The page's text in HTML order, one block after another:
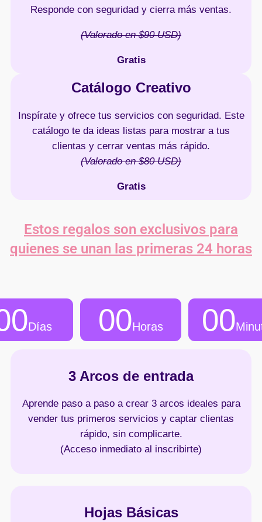
Responde con seguridad y cierra más ventas.
(Valorado en $90 USD)
Gratis
Catálogo Creativo
Inspírate y ofrece tus servicios con seguridad. Este
catálogo te da ideas listas para mostrar a tus
clientas y cerrar ventas más rápido.
(Valorado en $80 USD)
Gratis
Estos regalos son exclusivos para
quienes se unan las primeras 24 horas
Días 00Horas 00
3 Arcos de entrada
Aprende paso a paso a crear 3 arcos ideales para
vender tus primeros servicios y captar clientas
rápido, sin complicarte.
(Acceso inmediato al inscribirte)
Hojas Básicas